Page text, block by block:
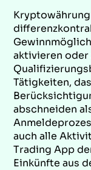
aktivieren oder
Tätigkeiten,
abschneiden
auch alle
Trading App
Einkünfte aus